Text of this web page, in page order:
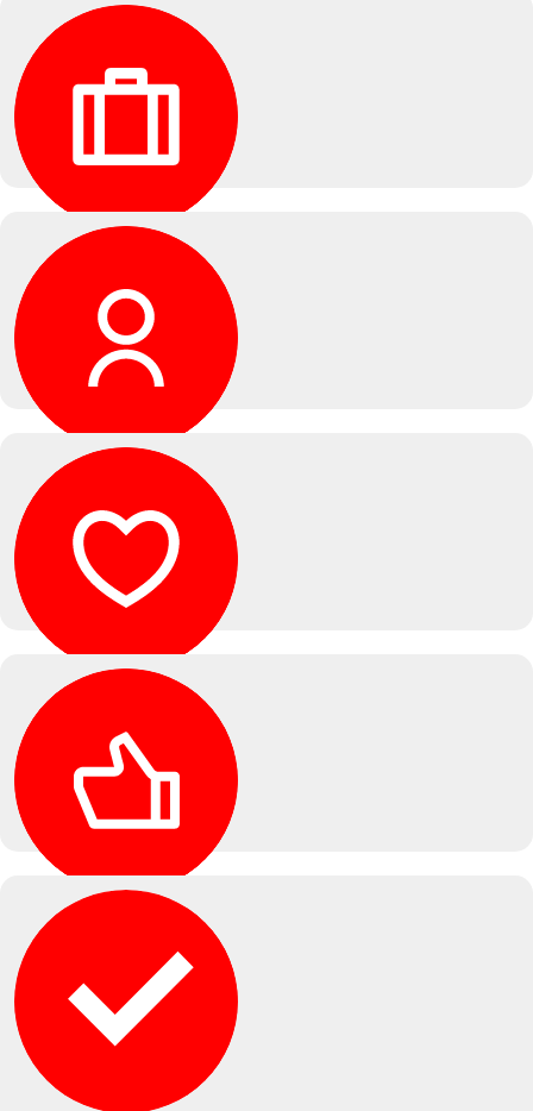
Предлагаем демократичные цены без скрытых доплат.
Официальный сервиc
Мы официальный дилер и обслуживаем по гарантии 11
брендов, используем только оригинальные запчасти.
Индивидуальный подход
Учитываем Ваши пожелания, предлагаем гибкие
условия и персональные рекомендации.
Безопасность
Вашего автомобиля — наш приоритет, поэтому мы
предоставляем гарантию на весь ассортимент работ.
Удобство
Удобное расположение и гибкий график работы для
Вашего комфортного визита.